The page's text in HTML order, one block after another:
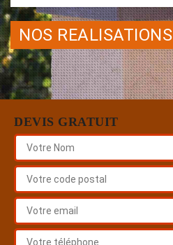
NOS REALISATIONS
DEVIS GRATUIT